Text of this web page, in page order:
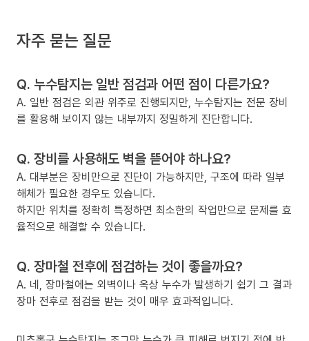
자주 묻는 질문
Q. 누수탐지는 일반 점검과 어떤 점이 다른가요?
A. 일반 점검은 외관 위주로 진행되지만, 누수탐지는 전문 장비
를 활용해 보이지 않는 내부까지 정밀하게 진단합니다.
Q. 장비를 사용해도 벽을 뜯어야 하나요?
A. 대부분은 장비만으로 진단이 가능하지만, 구조에 따라 일부
해체가 필요한 경우도 있습니다.
하지만 위치를 정확히 특정하면 최소한의 작업만으로 문제를 효
율적으로 해결할 수 있습니다.
Q. 장마철 전후에 점검하는 것이 좋을까요?
A. 네, 장마철에는 외벽이나 옥상 누수가 발생하기 쉽기 그 결과
장마 전후로 점검을 받는 것이 매우 효과적입니다.